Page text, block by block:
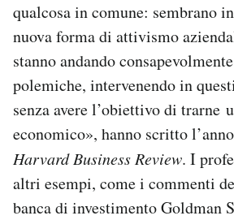
qualcosa in comune: sembrano
nuova forma di attivismo
stanno andando
polemiche, intervenendo in
senza avere l’obiettivo di trarne
economico», hanno scritto
Harvard Business Review. I
altri esempi, come i commenti
banca di investimento Goldman